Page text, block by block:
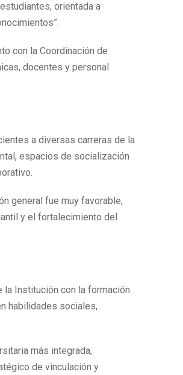
orientada a
con la Coordinación de
docentes y personal
a diversas carreras de la
espacios de socialización
general fue muy favorable,
y el fortalecimiento del
la Institución con la formación
habilidades sociales,
más integrada,
de vinculación y